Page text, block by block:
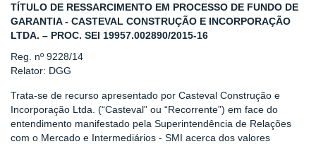
TÍTULO DE RESSARCIMENTO EM PROCESSO DE FUNDO DE
GARANTIA - CASTEVAL CONSTRUÇÃO E INCORPORAÇÃO
LTDA. – PROC. SEI 19957.002890/2015-16
Reg. nº 9228/14
Relator: DGG
Trata-se de recurso apresentado por Casteval Construção e
Incorporação Ltda. (“Casteval” ou “Recorrente”) em face do
entendimento manifestado pela Superintendência de Relações
com o Mercado e Intermediários - SMI acerca dos valores